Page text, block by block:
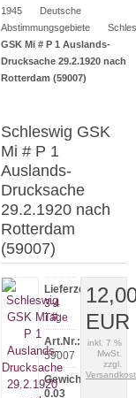
1945
Deutsche
Abstimmungsgebiete
GSK Mi # P 1 Auslands-
Drucksache 29.2.1920 nach
Rotterdam (59007)
Schleswig GSK
Mi # P 1
Auslands-
Drucksache
29.2.1920 nach
Rotterdam
(59007)
Lieferzeit:
3-4
Tage
Art.Nr.:
59007
Gewicht:
0.03
EUR
inkl. 7 %
MwSt.
zzgl.